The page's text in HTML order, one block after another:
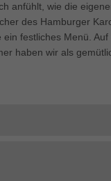
anfühlt, wie die
des Hamburger
festliches Menü. Auf
haben wir als
Funktionen und
Informationen anzeigen